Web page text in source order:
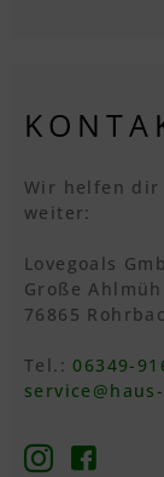
Wir helfen dir
weiter:
Lovegoals
Große
76865
Tel.:06349-